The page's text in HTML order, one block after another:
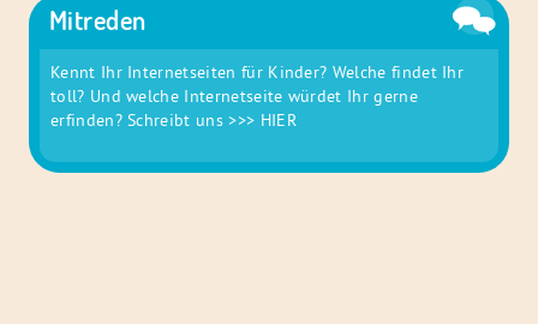
Mitreden
Kennt Ihr Internetseiten für Kinder? Welche findet Ihr
toll? Und welche Internetseite würdet Ihr gerne
erfinden? Schreibt uns>>> HIER